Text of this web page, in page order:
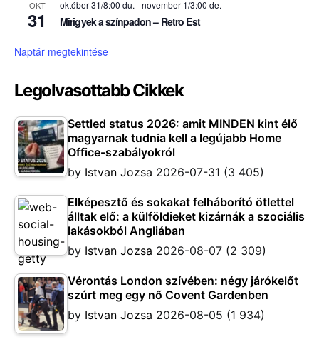
OKT
31
október 31/8:00 du. -november 1/3:00 de.
Mirigyek a színpadon – Retro Est
Naptár megtekintése
Legolvasottabb Cikkek
Settled status 2026: amit MINDEN kint élő
magyarnak tudnia kell a legújabb Home
Office-szabályokról
by Istvan Jozsa 2026-07-31 (3 405)
Elképesztő és sokakat felháborító ötlettel
álltak elő: a külföldieket kizárnák a szociális
lakásokból Angliában
by Istvan Jozsa 2026-08-07 (2 309)
Vérontás London szívében: négy járókelőt
szúrt meg egy nő Covent Gardenben
by Istvan Jozsa 2026-08-05 (1 934)